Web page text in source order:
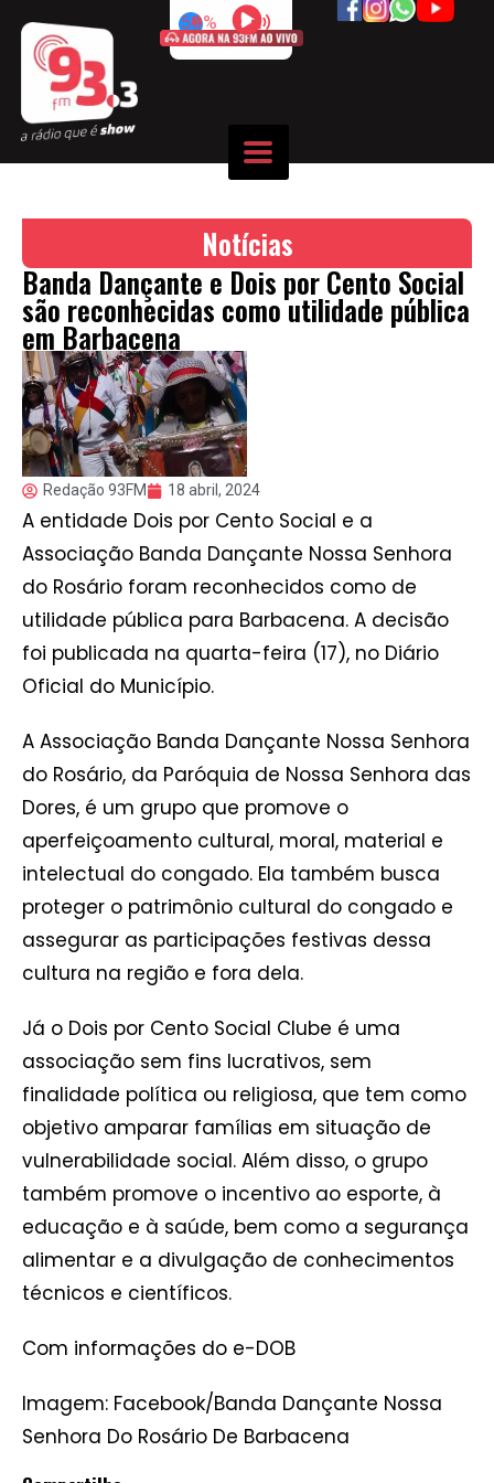
50%
Notícias
Banda Dançante e Dois por Cento Social
são reconhecidas como utilidade pública
em Barbacena
Redação 93FM 18 abril, 2024
A entidade Dois por Cento Social e a
Associação Banda Dançante Nossa Senhora
do Rosário foram reconhecidos como de
utilidade pública para Barbacena. A decisão
foi publicada na quarta-feira (17), no Diário
Oficial do Município.
A Associação Banda Dançante Nossa Senhora
do Rosário, da Paróquia de Nossa Senhora das
Dores, é um grupo que promove o
aperfeiçoamento cultural, moral, material e
intelectual do congado. Ela também busca
proteger o patrimônio cultural do congado e
assegurar as participações festivas dessa
cultura na região e fora dela.
Já o Dois por Cento Social Clube é uma
associação sem fins lucrativos, sem
finalidade política ou religiosa, que tem como
objetivo amparar famílias em situação de
vulnerabilidade social. Além disso, o grupo
também promove o incentivo ao esporte, à
educação e à saúde, bem como a segurança
alimentar e a divulgação de conhecimentos
técnicos e científicos.
Com informações do e-DOB
Imagem: Facebook/Banda Dançante Nossa
Senhora Do Rosário De Barbacena